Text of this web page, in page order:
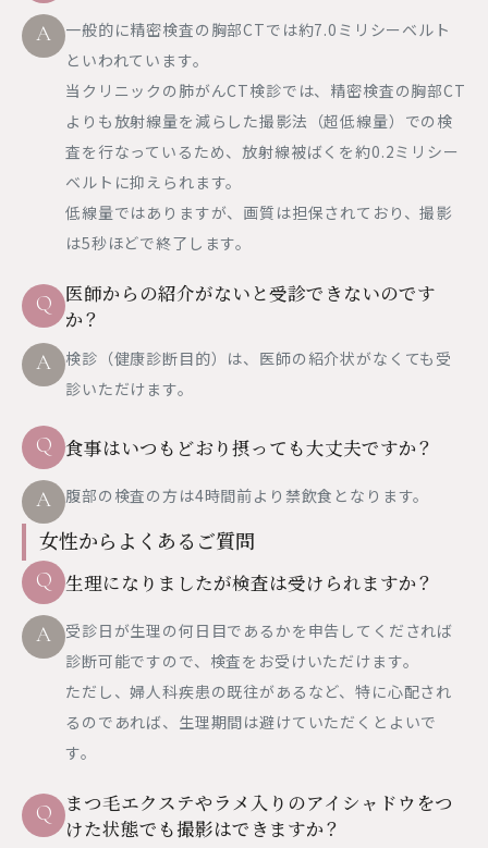
A
一般的に精密検査の胸部CTでは約7.0ミリシーベルト
といわれています。
当クリニックの肺がんCT検診では、精密検査の胸部CT
よりも放射線量を減らした撮影法（超低線量）での検
査を行なっているため、放射線被ばくを約0.2ミリシー
ベルトに抑えられます。
低線量ではありますが、画質は担保されており、撮影
は5秒ほどで終了します。
Q 医師からの紹介がないと受診できないのです
か？
A
検診（健康診断目的）は、医師の紹介状がなくても受
診いただけます。
Q 食事はいつもどおり摂っても大丈夫ですか？
A
腹部の検査の方は4時間前より禁飲食となります。
女性からよくあるご質問
Q 生理になりましたが検査は受けられますか？
A
受診日が生理の何日目であるかを申告してくだされば
診断可能ですので、検査をお受けいただけます。
ただし、婦人科疾患の既往があるなど、特に心配され
るのであれば、生理期間は避けていただくとよいで
す。
Q
まつ毛エクステやラメ入りのアイシャドウをつ
けた状態でも撮影はできますか？